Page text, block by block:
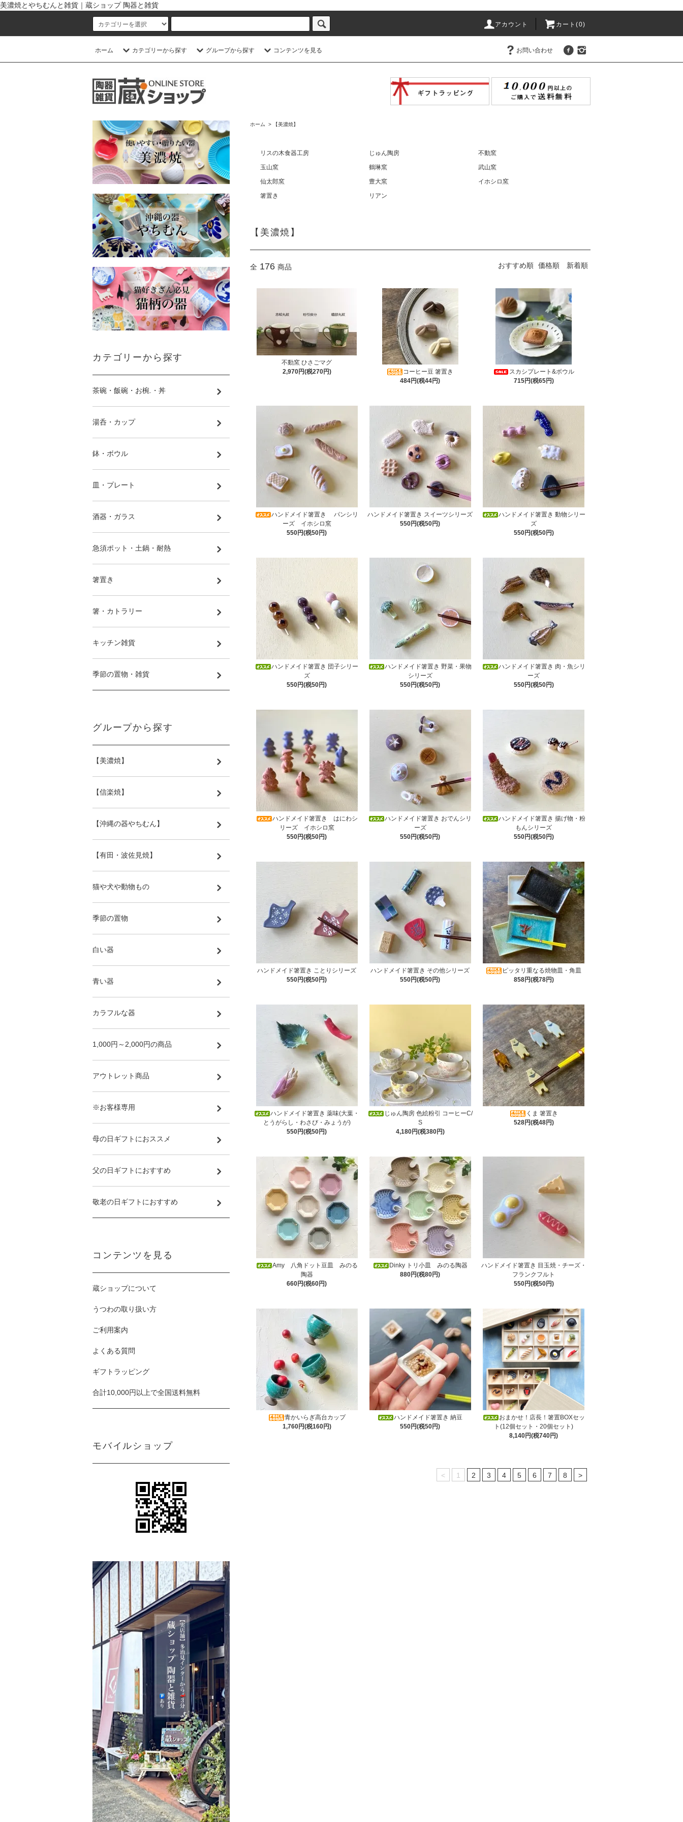
美濃焼とやちむんと雑貨｜蔵ショップ 陶器と雑貨
アカウント カート(0)
ホーム カテゴリーから探す グループから探す コンテンツを見る お問い合わせ
ホーム > 【美濃焼】
リスの木食器工房 じゅん陶房
不動窯
玉山窯
鶴琳窯
武山窯
仙太郎窯
豊大窯
イホシロ窯
箸置き
リアン
【美濃焼】
全 176 商品 おすすめ順 価格順 新着順
不動窯 ひさごマグ
2,970円(税270円)
コーヒー豆 箸置き
484円(税44円)
スカシプレート&ボウル
715円(税65円)
ハンドメイド箸置き パンシリ
ーズ イホシロ窯
550円(税50円)
ハンドメイド箸置き スイーツシリーズ
550円(税50円)
ハンドメイド箸置き 動物シリー
ズ
550円(税50円)
ハンドメイド箸置き 団子シリー
ズ
550円(税50円)
ハンドメイド箸置き 野菜・果物
シリーズ
550円(税50円)
ハンドメイド箸置き 肉・魚シリ
ーズ
550円(税50円)
ハンドメイド箸置き はにわシ
リーズ イホシロ窯
550円(税50円)
ハンドメイド箸置き おでんシリ
ーズ
550円(税50円)
ハンドメイド箸置き 揚げ物・粉
もんシリーズ
550円(税50円)
ハンドメイド箸置き ことりシリーズ
550円(税50円)
ハンドメイド箸置き その他シリーズ
550円(税50円)
ピッタリ重なる焼物皿・角皿
858円(税78円)
ハンドメイド箸置き 薬味(大葉・
とうがらし・わさび・みょうが)
550円(税50円)
じゅん陶房 色絵粉引 コーヒーC/
S
4,180円(税380円)
くま 箸置き
528円(税48円)
Amy 八角ドット豆皿 みのる
陶器
660円(税60円)
Dinky トリ小皿 みのる陶器
880円(税80円)
ハンドメイド箸置き 目玉焼・チーズ・
フランクフルト
550円(税50円)
青かいらぎ高台カップ
1,760円(税160円)
ハンドメイド箸置き 納豆
550円(税50円)
おまかせ！店長！箸置BOXセッ
ト(12個セット・20個セット)
8,140円(税740円)
< 1 2 3 4 5 6 7 8 >
カテゴリーから探す
茶碗・飯碗・お椀.・丼
湯呑・カップ
鉢・ボウル
皿・プレート
酒器・ガラス
急須ポット・土鍋・耐熱
箸置き
箸・カトラリー
キッチン雑貨
季節の置物・雑貨
グループから探す
【美濃焼】
【信楽焼】
【沖縄の器やちむん】
【有田・波佐見焼】
猫や犬や動物もの
季節の置物
白い器
青い器
カラフルな器
1,000円～2,000円の商品
アウトレット商品
※お客様専用
母の日ギフトにおススメ
父の日ギフトにおすすめ
敬老の日ギフトにおすすめ
コンテンツを見る
蔵ショップについて
うつわの取り扱い方
ご利用案内
よくある質問
ギフトラッピング
合計10,000円以上で全国送料無料
モバイルショップ